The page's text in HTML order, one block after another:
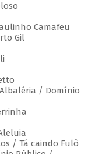
Camafeu
Gil
/ Domínio
/ Tá caindo Fulô